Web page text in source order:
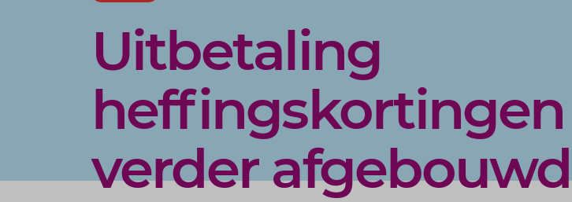
Uitbetaling
heffingskortingen
verder afgebouwd